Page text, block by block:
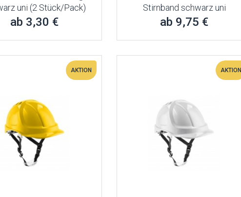
uni (2 Stück/Pack)
ab 3,30 €
Stirnband schwarz uni
ab 9,75 €
AKTION AKTION